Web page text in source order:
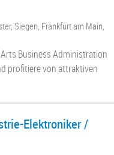
Siegen, Frankfurt am Main,
Business Administration
profitiere von attraktiven
Elektroniker /